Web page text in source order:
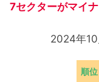
7セクターがマイ
2024年10
順位